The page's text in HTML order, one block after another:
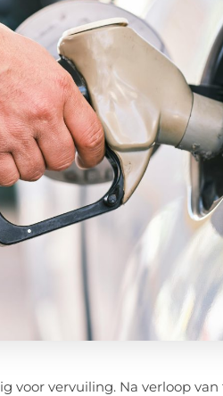
voor vervuiling. Na verloop